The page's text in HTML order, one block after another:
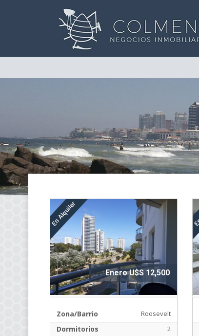
Enero U$S 12,500
Zona/Barrio Roosevelt
Dormitorios 2